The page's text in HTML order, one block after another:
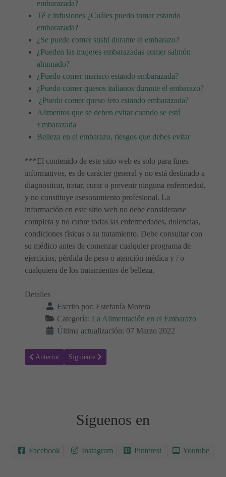
embarazada?
Té e infusiones ¿Cuáles puedo tomar estando
embarazada?
¿Se puede comer sushi durante el embarazo?
¿Pueden las mujeres embarazadas comer salmón
ahumado?
¿Puedo comer marisco estando embarazada?
¿Puedo comer quesos italianos durante el embarazo?
¿Puedo comer queso feto estando embarazada?
Alimentos que se deben evitar cuando se está
Embarazada
Belleza en el embarazo, riesgos que debes evitar
***El contenido de este sitio web es solo para fines
informativos, es de carácter general y no está destinado a
diagnosticar, tratar, curar o prevenir ninguna enfermedad,
y no constituye asesoramiento profesional. La
información en este sitio web no debe considerarse
completa y no cubre todas las enfermedades, dolencias,
condiciones físicas o su tratamiento. Debe consultar con
su médico antes de comenzar cualquier programa de
ejercicios, pérdida de peso o atención médica y / o
cualquiera de los tratamientos de belleza.
Detalles
Escrito por: Estefanía Morera
Categoría: La Alimentación en el Embarazo
Última actualización: 07 Marzo 2022
Artículo anterior: Maíz durante el embarazo: ¿Es seguro? 🌽
Anterior Artículo siguiente: Quesos Babybel durante el
Siguiente
Síguenos en
Facebook Instagram Pinterest Youtube